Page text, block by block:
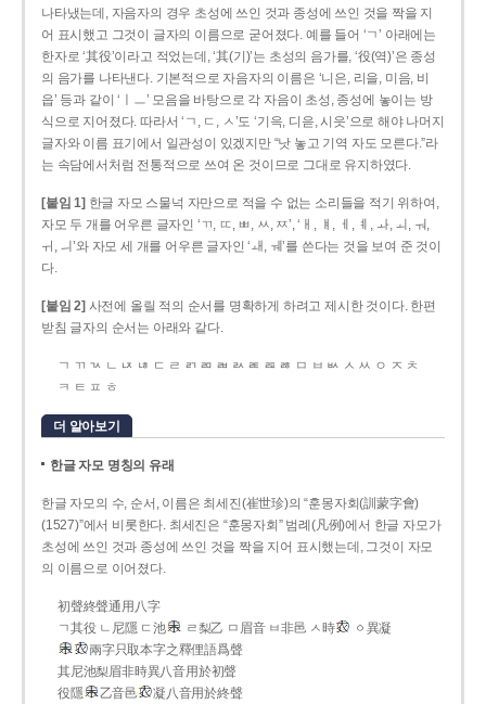
나타냈는데, 자음자의 경우 초성에 쓰인 것과 종성에 쓰인 것을 짝을 지
어 표시했고 그것이 글자의 이름으로 굳어졌다. 예를 들어 ‘ㄱ’ 아래에는
한자로 ‘其役’이라고 적었는데, ‘其(기)’는 초성의 음가를, ‘役(역)’은 종성
의 음가를 나타낸다. 기본적으로 자음자의 이름은 ‘니은, 리을, 미음, 비
읍’ 등과 같이 ‘ㅣㅡ’ 모음을 바탕으로 각 자음이 초성, 종성에 놓이는 방
식으로 지어졌다. 따라서 ‘ㄱ, ㄷ, ㅅ’도 ‘기윽, 디읃, 시읏’으로 해야 나머지
글자와 이름 표기에서 일관성이 있겠지만 “낫 놓고 기역 자도 모른다.”라
는 속담에서처럼 전통적으로 쓰여 온 것이므로 그대로 유지하였다.
[붙임 1] 한글 자모 스물넉 자만으로 적을 수 없는 소리들을 적기 위하여,
자모 두 개를 어우른 글자인 ‘ㄲ, ㄸ, ㅃ, ㅆ, ㅉ’, ‘ㅐ, ㅒ, ㅔ, ㅖ, ㅘ, ㅚ, ㅝ,
ㅟ, ㅢ’와 자모 세 개를 어우른 글자인 ‘ㅙ, ㅞ’를 쓴다는 것을 보여 준 것이
다.
[붙임 2] 사전에 올릴 적의 순서를 명확하게 하려고 제시한 것이다. 한편
받침 글자의 순서는 아래와 같다.
ㄱ ㄲ ㄳ ㄴ ㄵ ㄶ ㄷ ㄹ ㄺ ㄻ ㄼ ㄽ ㄾ ㄿ ㅀ ㅁ ㅂ ㅄ ㅅ ㅆ ㅇ ㅈ ㅊ
ㅋ ㅌ ㅍ ㅎ
더 알아보기
한글 자모 명칭의 유래
한글 자모의 수, 순서, 이름은 최세진(崔世珍)의 “훈몽자회(訓蒙字會)
(1527)”에서 비롯한다. 최세진은 “훈몽자회” 범례(凡例)에서 한글 자모가
초성에 쓰인 것과 종성에 쓰인 것을 짝을 지어 표시했는데, 그것이 자모
의 이름으로 이어졌다.
初聲終聲通用八字
ㄱ其役 ㄴ尼隱 ㄷ池
ㄹ梨乙 ㅁ眉音 ㅂ非邑 ㅅ時
ㆁ異凝
兩字只取本字之釋俚語爲聲
其尼池梨眉非時異八音用於初聲
役隱
乙音邑 凝八音用於終聲